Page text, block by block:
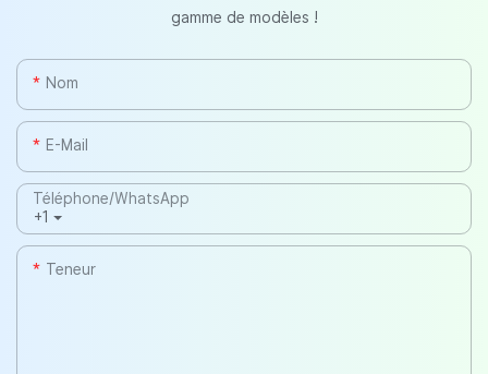
gamme de modèles !
Nom
E-Mail
+1
Téléphone/WhatsApp
Teneur